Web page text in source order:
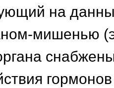
на
мишенью